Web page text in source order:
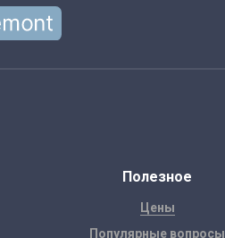
Полезное
Цены
Популярные вопросы